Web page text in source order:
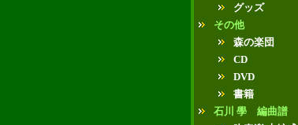
グッズ
その他
森の楽団
CD
DVD
書籍
石川 學 編曲譜